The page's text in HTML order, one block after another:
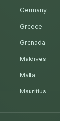
Germany
Greece
Grenada
Maldives
Malta
Mauritius